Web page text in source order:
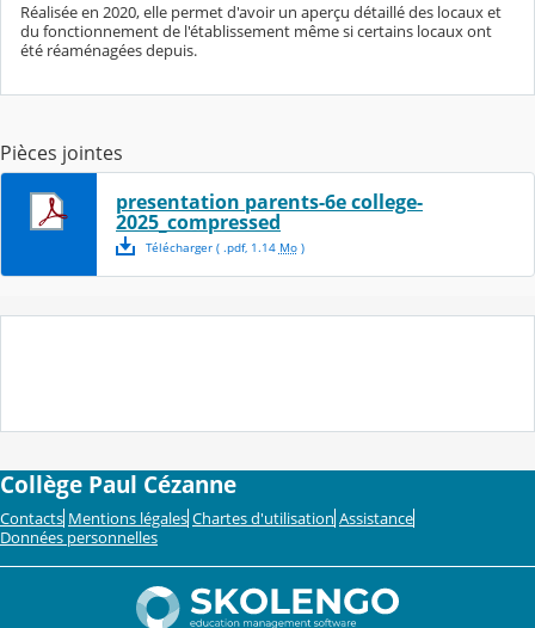
Réalisée en 2020, elle permet d'avoir un aperçu détaillé des locaux et
du fonctionnement de l'établissement même si certains locaux ont
été réaménagées depuis.
Pièces jointes
presentation parents-6e college-
2025_compressed
Télécharger( .pdf, 1.14 Mo)
Collège Paul Cézanne
Contacts Mentions légales Chartes d'utilisation Assistance
Données personnelles